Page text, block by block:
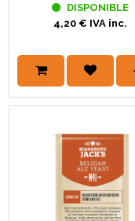
DISPONIBLE
4,20 € IVA inc.